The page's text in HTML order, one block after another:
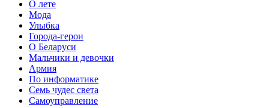
О лете
Мода
Улыбка
Города-герои
О Беларуси
Мальчики и девочки
Армия
По информатике
Семь чудес света
Самоуправление